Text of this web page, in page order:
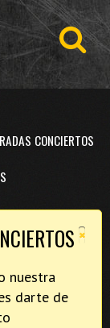
CONCIERTOS
×
nuestra
darte de